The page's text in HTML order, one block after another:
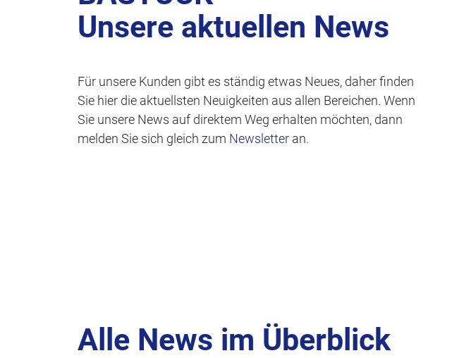
p
n
g
Unsere aktuellen News
Für unsere Kunden gibt es ständig etwas Neues, daher finden
Sie hier die aktuellsten Neuigkeiten aus allen Bereichen. Wenn
Sie unsere News auf direktem Weg erhalten möchten, dann
melden Sie sich gleich zum Newsletter an.
Alle News im Überblick